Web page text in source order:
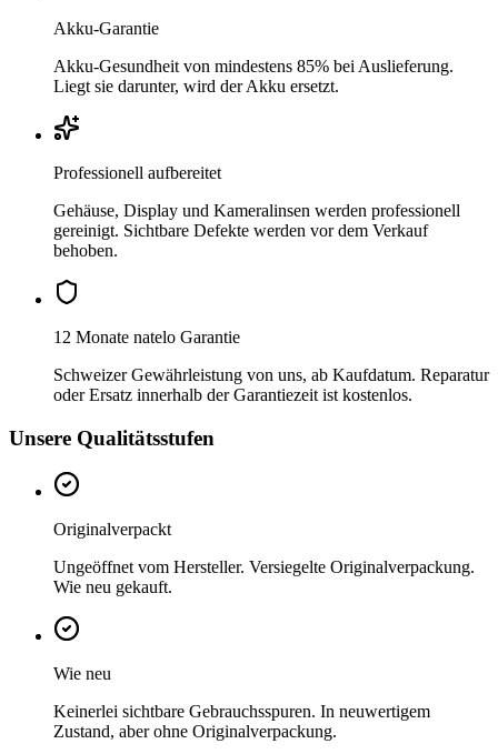
Akku-Garantie
Akku-Gesundheit von mindestens 85% bei Auslieferung.
Liegt sie darunter, wird der Akku ersetzt.
Professionell aufbereitet
Gehäuse, Display und Kameralinsen werden professionell
gereinigt. Sichtbare Defekte werden vor dem Verkauf
behoben.
12 Monate natelo Garantie
Schweizer Gewährleistung von uns, ab Kaufdatum. Reparatur
oder Ersatz innerhalb der Garantiezeit ist kostenlos.
Unsere Qualitätsstufen
Originalverpackt
Ungeöffnet vom Hersteller. Versiegelte Originalverpackung.
Wie neu gekauft.
Wie neu
Keinerlei sichtbare Gebrauchsspuren. In neuwertigem
Zustand, aber ohne Originalverpackung.